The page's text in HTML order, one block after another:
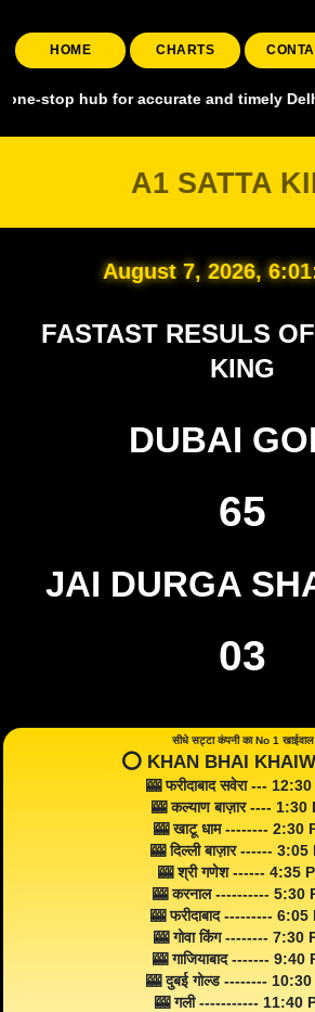
HOME CHARTS
hub for accurate and timely Delhi
A1 SATTA
August 7, 2026,
FASTAST RESULS
KING
DUBAI
65
JAI DURGA
03
सीधे सट्टा कंपनी का No 1 खाईवाल
⭕️ KHAN BHAI
🎰 फरीदाबाद सवेरा ---
🎰 कल्याण बाज़ार ---- 1:30
🎰 खाटू धाम -------- 2:30
🎰 दिल्ली बाज़ार ------ 3:05
🎰 श्री गणेश ------ 4:35
🎰 करनाल ---------- 5:30
🎰 फरीदाबाद --------- 6:05
🎰 गोवा किंग -------- 7:30
🎰 गाजियाबाद ------- 9:40
🎰 दुबई गोल्ड -------- 10:30
🎰 गली ----------- 11:40